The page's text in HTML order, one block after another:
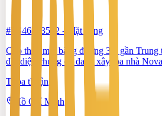
#TS46553512 -
Mặt bằng
Cho thuê mặt bằng đường 3/2 gần
đối diện chung cư đang xây tòa nhà
Thỏa thuận
Hồ Chí Minh